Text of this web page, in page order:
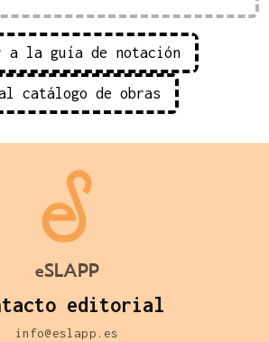
a la guía de notación
catálogo de obras
eSLAPP
editorial
info@eslapp.es